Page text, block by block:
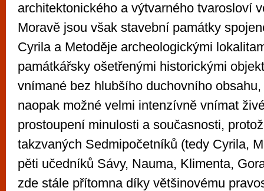
architektonického a výtvarného tvarosloví
Moravě jsou však stavební památky
Cyrila a Metoděje archeologickými
památkářsky ošetřenými historickými
vnímané bez hlubšího duchovního
naopak možné velmi intenzívně vnímat
prostoupení minulosti a současnosti,
takzvaných Sedmipočetníků (tedy Cyrila,
pěti učedníků Sávy, Nauma, Klimenta,
zde stále přítomna díky většinovému